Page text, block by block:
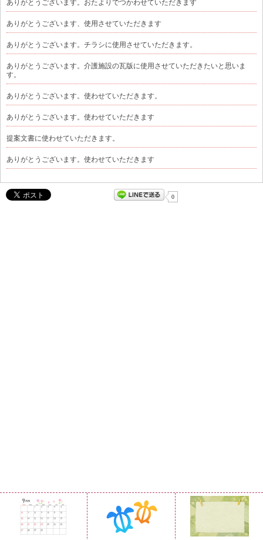
ありがとうございます。おたよりでつかわせていただきます
ありがとうございます、使用させていただきます
ありがとうございます。チラシに使用させていただきます。
ありがとうございます。介護施設の瓦版に使用させていただきたいと思いま
す。
ありがとうございます。使わせていただきます。
ありがとうございます。使わせていただきます
提案文書に使わせていただきます。
ありがとうございます。使わせていただきます
0